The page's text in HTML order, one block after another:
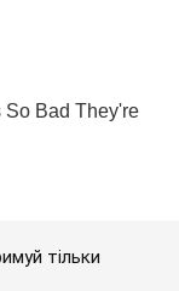
тільки